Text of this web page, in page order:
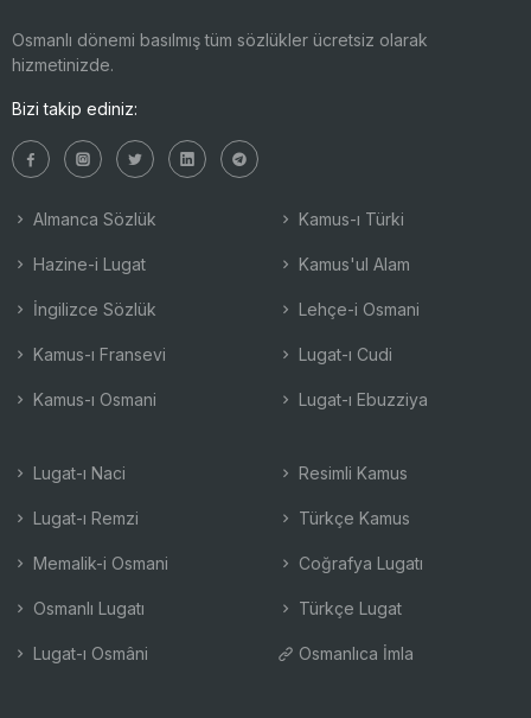
Osmanlı dönemi basılmış tüm sözlükler ücretsiz olarak
hizmetinizde.
Bizi takip ediniz:
Almanca Sözlük
Hazine-i Lugat
İngilizce Sözlük
Kamus-ı Fransevi
Kamus-ı Osmani
Kamus-ı Türki
Kamus'ul Alam
Lehçe-i Osmani
Lugat-ı Cudi
Lugat-ı Ebuzziya
Lugat-ı Naci
Lugat-ı Remzi
Memalik-i Osmani
Osmanlı Lugatı
Lugat-ı Osmâni
Resimli Kamus
Türkçe Kamus
Coğrafya Lugatı
Türkçe Lugat
Osmanlıca İmla